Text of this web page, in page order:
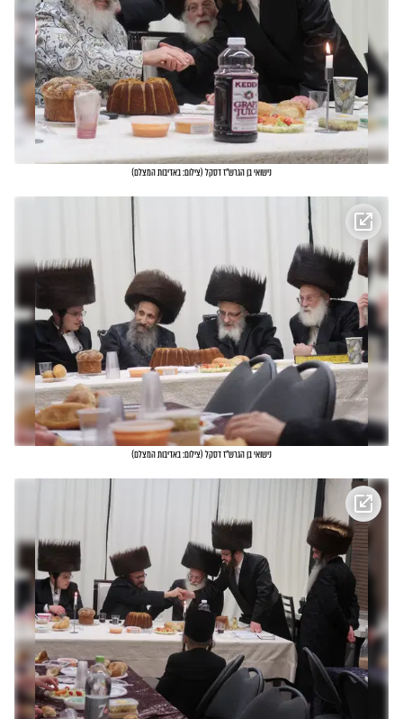
נישואי בן הגרש"ז דסקל (צילום: באדיבות המצלם)
נישואי בן הגרש"ז דסקל (צילום: באדיבות המצלם)